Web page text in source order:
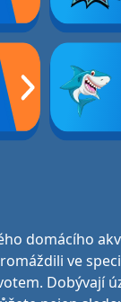
domácího
ve